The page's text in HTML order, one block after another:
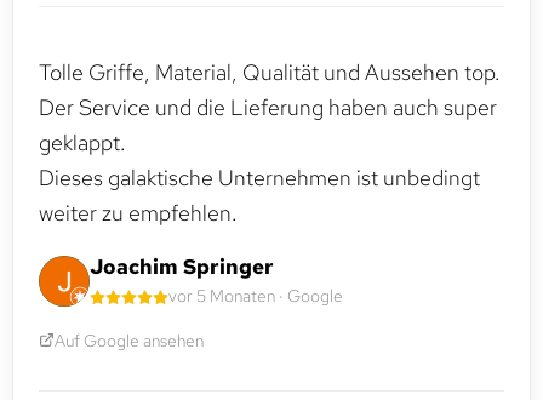
Tolle Griffe, Material, Qualität und Aussehen top.
Der Service und die Lieferung haben auch super
geklappt.
Dieses galaktische Unternehmen ist unbedingt
weiter zu empfehlen.
Joachim Springer
vor 5 Monaten · Google
Auf Google ansehen